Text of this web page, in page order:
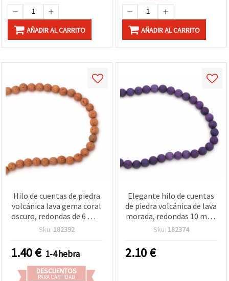
AÑADIR AL CARRITO AÑADIR AL CARRITO
Hilo de cuentas de piedra
volcánica lava gema coral
oscuro, redondas de 6 mm
(~63 uds) – Ideal para
con un toque cálido y
distintivo
Sku: 182392
1.40€ 1-4 hebra
DESCUENTOS
PARA CANTIDAD
Elegante hilo de cuentas
de piedra volcánica de lava
morada, redondas 10 mm,
~39 uds – Ideal para
creativas
Sku: 182374
2.10€